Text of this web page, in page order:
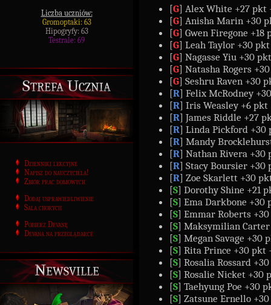
Liczba uczniów:
Gromoptaki: 63
Hipogryfy: 63
Testrale: 69
Strefa Ucznia
Dzienniki lekcyjne
Napisz do nauczyciela!
Zbiór prac domowych
Dodaj usprawiedliwienie
Sala chorych
Pobierz Devanę
Devana na przeglądarce
Newsville
[G] Alex White +27 pkt
[G] Anisha Marin +30
[G] Gwen Firegone +18
[G] Leah Taylor +30
[G] Nagasse Yiu +30
[G] Natasha Rogers
[G] Seshru Raven +30
[R] Felix McRodney
[R] Iris Weasley +6 pkt
[R] James Riddle +27
[R] Linda Pickford +30
[R] Mandy
[R] Nathan Rivera +30
[R] Stacy Boursier +30
[R] Zoe Skarlett +30
[S] Dorothy Shine +21
[S] Ema Darkbone +30
[S] Emmar Roberts
[S] Maksymilian
[S] Megan Savage +30
[S] Rita Prince +30 pkt
[S] Rosalia Rossard
[S] Rosalie Nicket +30
[S] Taehyung Poe +30
[S] Zatsune Ernello